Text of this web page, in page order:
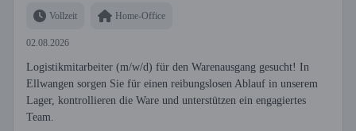
Vollzeit Home-Office
02.08.2026
Logistikmitarbeiter (m/w/d) für den Warenausgang gesucht! In
Ellwangen sorgen Sie für einen reibungslosen Ablauf in unserem
Lager, kontrollieren die Ware und unterstützen ein engagiertes
Team.